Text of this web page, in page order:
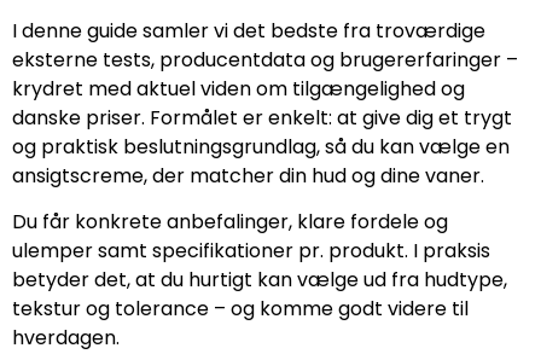
I denne guide samler vi det bedste fra troværdige
eksterne tests, producentdata og brugererfaringer –
krydret med aktuel viden om tilgængelighed og
danske priser. Formålet er enkelt: at give dig et trygt
og praktisk beslutningsgrundlag, så du kan vælge en
ansigtscreme, der matcher din hud og dine vaner.
Du får konkrete anbefalinger, klare fordele og
ulemper samt specifikationer pr. produkt. I praksis
betyder det, at du hurtigt kan vælge ud fra hudtype,
tekstur og tolerance – og komme godt videre til
hverdagen.